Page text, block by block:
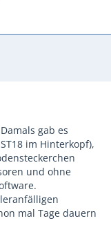
gab es
im Hinterkopf),
und ohne
mal Tage dauern